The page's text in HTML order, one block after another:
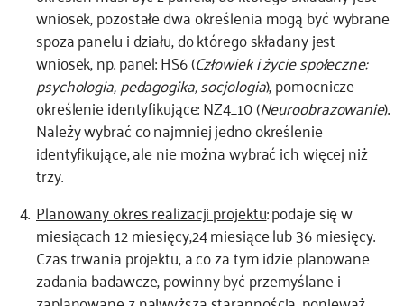
wniosek, pozostałe dwa określenia mogą być wybrane
spoza panelu i działu, do którego składany jest
wniosek, np. panel: HS6 (Człowiek i życie społeczne:
psychologia, pedagogika, socjologia), pomocnicze
określenie identyfikujące: NZ4_10 (Neuroobrazowanie).
Należy wybrać co najmniej jedno określenie
identyfikujące, ale nie można wybrać ich więcej niż
trzy.
Planowany okres realizacji projektu: podaje się w
miesiącach 12 miesięcy,24 miesiące lub 36 miesięcy.
Czas trwania projektu, a co za tym idzie planowane
zadania badawcze, powinny być przemyślane i